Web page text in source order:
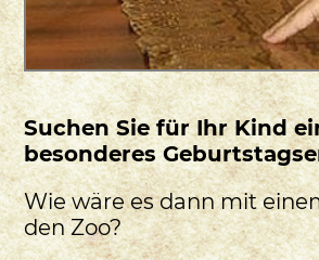
Suchen Sie für Ihr Kind
besonderes
Wie wäre es dann mit
den Zoo?